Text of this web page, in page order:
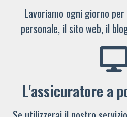
Lavoriamo ogni giorno
personale, il sito web, il
L'assicuratore a